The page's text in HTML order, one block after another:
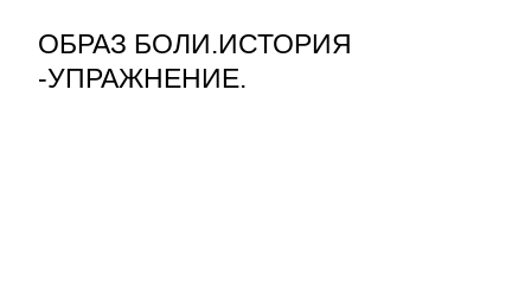
ОБРАЗ БОЛИ.ИСТОРИЯ
-УПРАЖНЕНИЕ.